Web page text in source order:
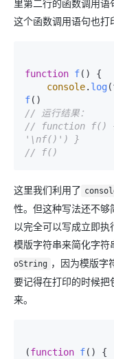
里第二行的函数调用
这个函数调用语句也打
function f( ) {
console. log
f
// 运行结果：
// function f()
'\nf()') }
// f()
这里我们利用了
性。但这种写法还不够
以完全可以写成立即执
模版字符串来简化字符
oString ，因为模版字
要记得在打印的时候把
来。
(function f( ) {